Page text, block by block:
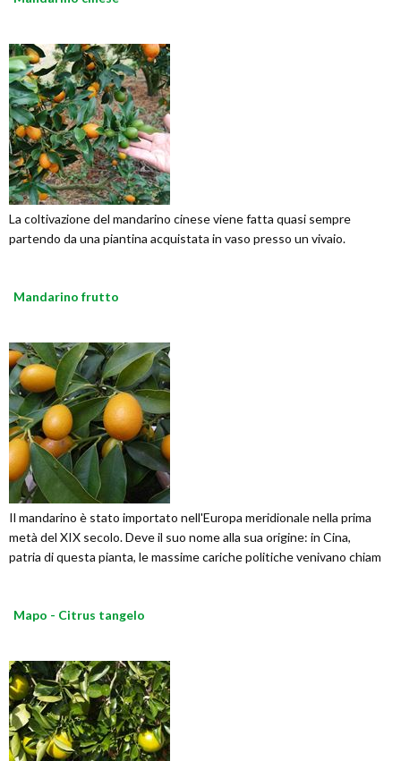
La coltivazione del mandarino cinese viene fatta quasi sempre
partendo da una piantina acquistata in vaso presso un vivaio.
Mandarino frutto
Il mandarino è stato importato nell'Europa meridionale nella prima
metà del XIX secolo. Deve il suo nome alla sua origine: in Cina,
patria di questa pianta, le massime cariche politiche venivano chiam
Mapo - Citrus tangelo